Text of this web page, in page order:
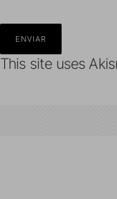
This site uses